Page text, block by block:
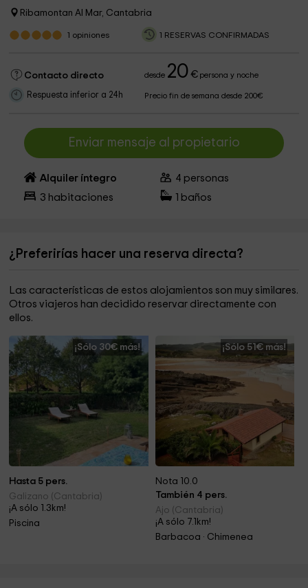
Ribamontan Al Mar, Cantabria
1 opiniones 1 RESERVAS CONFIRMADAS
Contacto directo desde 20 €persona y noche
Respuesta inferior a 24h Precio fin de semana desde 200€
Enviar mensaje al propietario
Alquiler íntegro 4 personas
3 habitaciones baños
¿Preferirías hacer una reserva directa?
Las características de estos alojamientos son muy similares.
Otros viajeros han decidido reservar directamente con
ellos.
¡Sólo 30€ más!
Hasta 5 pers.
Galizano (Cantabria)
¡A sólo 1.3km!
Piscina
¡Sólo 51€ más!
Nota 10.0
También 4 pers.
Ajo (Cantabria)
¡A sólo 7.1km!
Barbacoa · Chimenea